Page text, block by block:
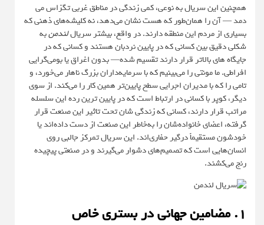
همچنین این سریال به نوعی، کمی زندگی در مناطق غربی تگزاس می
دمد — آن را همان‌طور که هست نشان می‌دهد، نه کلیشه‌های ذهنی که
بسیاری از مردم این منطقه دارند. در واقع، بیشتر سریاللندمنبه
شکلی دقیق بین کسانی که در پایین نردبان هستند و کسانی که در
جایگاه های بالاتر قرار دارند تقسیم شده— بدون اغراق یا بومی‌گرایی
افراطی. ما مونتی را می‌بینیم که با سرمایه‌داران بزرگ ناهار می‌خورد، و
تامی را که با مدیران اجرایی سطح پایین‌تر همین کار را می‌کند. از سوی
دیگر، کوپر با کسانی در ارتباط است که در پایین ترین رده این سلسله
مراتب قرار دارند، کسانی که زندگی شان تحت تاثیر این صنعت قرار
گرفته، اعضای خانواده‌شان را به‌خاطر این صنعت از دست داده‌اند یا
خودشون مستقیماً درگیر حفاری‌اند. این سریال تمرکز جالبی روی
انسان‌هایی است که تصمیم‌های دشوار می‌گیرند و در صنعتی پیچیده
رنج می‌کشند.
۱. مضامین جهانی در بستری خاص